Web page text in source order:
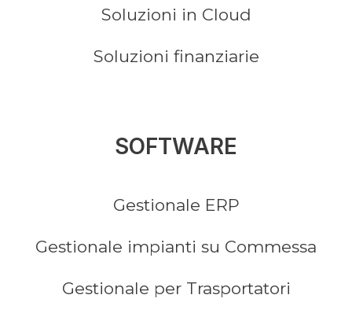
Soluzioni in Cloud
Soluzioni finanziarie
SOFTWARE
Gestionale ERP
Gestionale impianti su Commessa
Gestionale per Trasportatori